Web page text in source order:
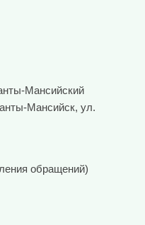
Мансийский
Мансийск, ул.
обращений)